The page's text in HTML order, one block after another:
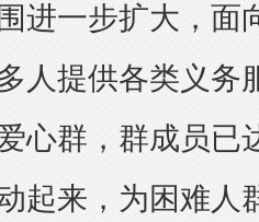
进一步扩大，面
人提供各类义务
心群，群成员已
起来，为困难人